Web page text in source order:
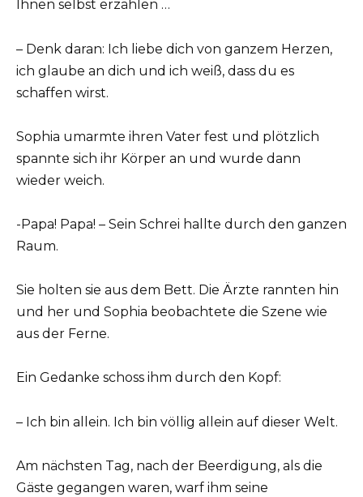
Ihnen selbst erzählen …
– Denk daran: Ich liebe dich von ganzem Herzen,
ich glaube an dich und ich weiß, dass du es
schaffen wirst.
Sophia umarmte ihren Vater fest und plötzlich
spannte sich ihr Körper an und wurde dann
wieder weich.
-Papa! Papa! – Sein Schrei hallte durch den ganzen
Raum.
Sie holten sie aus dem Bett. Die Ärzte rannten hin
und her und Sophia beobachtete die Szene wie
aus der Ferne.
Ein Gedanke schoss ihm durch den Kopf:
– Ich bin allein. Ich bin völlig allein auf dieser Welt.
Am nächsten Tag, nach der Beerdigung, als die
Gäste gegangen waren, warf ihm seine